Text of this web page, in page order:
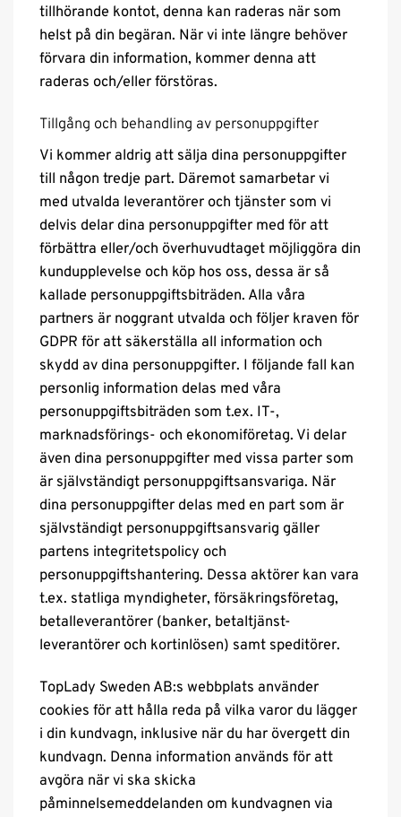
tillhörande kontot, denna kan raderas när som
helst på din begäran. När vi inte längre behöver
förvara din information, kommer denna att
raderas och/eller förstöras.
Tillgång och behandling av personuppgifter
Vi kommer aldrig att sälja dina personuppgifter
till någon tredje part. Däremot samarbetar vi
med utvalda leverantörer och tjänster som vi
delvis delar dina personuppgifter med för att
förbättra eller/och överhuvudtaget möjliggöra din
kundupplevelse och köp hos oss, dessa är så
kallade personuppgiftsbiträden. Alla våra
partners är noggrant utvalda och följer kraven för
GDPR för att säkerställa all information och
skydd av dina personuppgifter. I följande fall kan
personlig information delas med våra
personuppgiftsbiträden som t.ex. IT-,
marknadsförings- och ekonomiföretag. Vi delar
även dina personuppgifter med vissa parter som
är självständigt personuppgiftsansvariga. När
dina personuppgifter delas med en part som är
självständigt personuppgiftsansvarig gäller
partens integritetspolicy och
personuppgiftshantering. Dessa aktörer kan vara
t.ex. statliga myndigheter, försäkringsföretag,
betalleverantörer (banker, betaltjänst-
leverantörer och kortinlösen) samt speditörer.
TopLady Sweden AB:s webbplats använder
cookies för att hålla reda på vilka varor du lägger
i din kundvagn, inklusive när du har övergett din
kundvagn. Denna information används för att
avgöra när vi ska skicka
påminnelsemeddelanden om kundvagnen via